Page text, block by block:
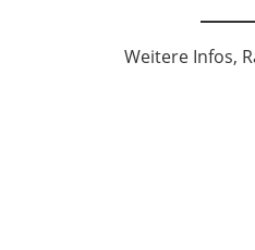
Weitere Infos,